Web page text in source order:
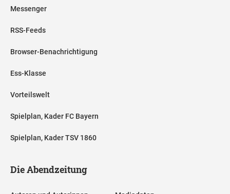
Messenger
RSS-Feeds
Browser-Benachrichtigung
Ess-Klasse
Vorteilswelt
Spielplan, Kader FC Bayern
Spielplan, Kader TSV 1860
Die Abendzeitung